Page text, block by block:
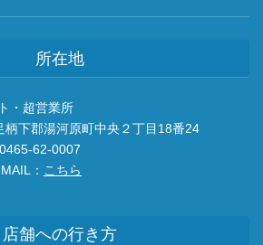
所在地
・超営業所
下郡湯河原町中央２丁目18番24
62-0007
： こちら
店舗への行き方